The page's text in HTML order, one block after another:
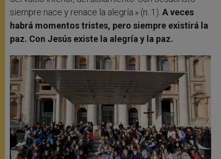
siempre nace y renace la alegría.» (n. 1). A veces
habrá momentos tristes, pero siempre existirá la
paz. Con Jesús existe la alegría y la paz.